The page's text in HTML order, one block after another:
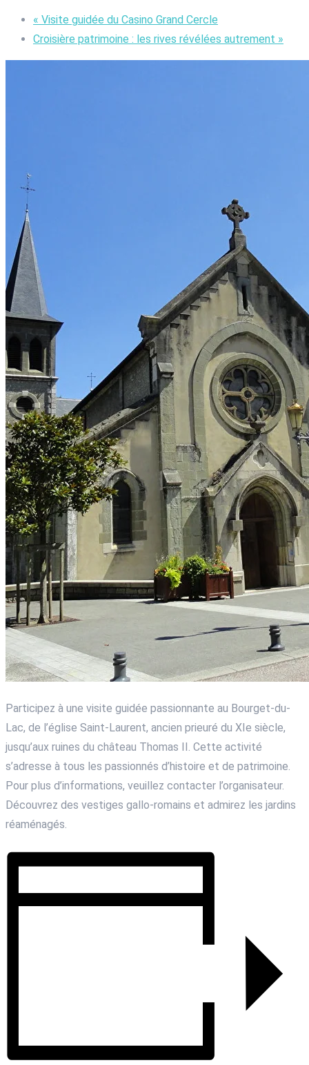
« Visite guidée du Casino Grand Cercle
Croisière patrimoine : les rives révélées autrement »
Participez à une visite guidée passionnante au Bourget-du-
Lac, de l’église Saint-Laurent, ancien prieuré du XIe siècle,
jusqu’aux ruines du château Thomas II. Cette activité
s’adresse à tous les passionnés d’histoire et de patrimoine.
Pour plus d’informations, veuillez contacter l’organisateur.
Découvrez des vestiges gallo-romains et admirez les jardins
réaménagés.